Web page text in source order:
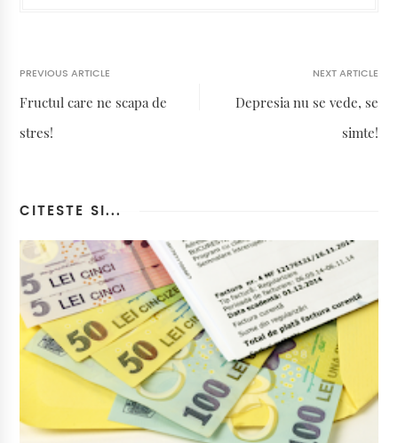
PREVIOUS ARTICLE
Fructul care ne scapa de
stres!
NEXT ARTICLE
Depresia nu se vede, se
simte!
CITESTE SI...